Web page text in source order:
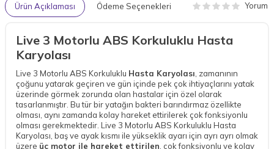
Ürün Açıklaması Ödeme Seçenekleri Yorum
Live 3 Motorlu ABS Korkuluklu Hasta
Karyolası
Live 3 Motorlu ABS Korkuluklu Hasta Karyolası , zamanının
çoğunu yatarak geçiren ve gün içinde pek çok ihtiyaçlarını yatak
üzerinde görmek zorunda olan hastalar için özel olarak
tasarlanmıştır. Bu tür bir yatağın bakteri barındırmaz özellikte
olması, aynı zamanda kolay hareket ettirilerek çok fonksiyonlu
olması gerekmektedir. Live 3 Motorlu ABS Korkuluklu Hasta
Karyolası, baş ve ayak kısmı ile yükseklik ayarı için ayrı ayrı olmak
üzere üç motor ile hareket ettirilen , çok fonksiyonlu ve kolay